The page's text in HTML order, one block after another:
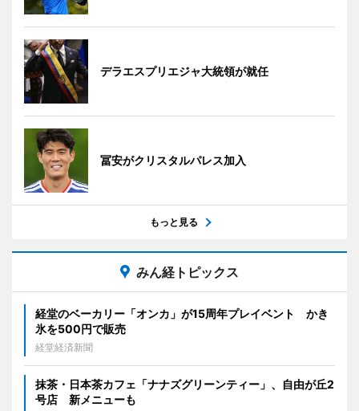
デラエスプリエジャ大統領が就任
冨安がクリスタルパレス加入
もっと見る
みん経トピックス
経堂のベーカリー「オンカ」が15周年プレイベント かき
氷を500円で販売
経堂経済新聞
抹茶・日本茶カフェ「ナナズグリーンティー」、自由が丘2
号店 新メニューも